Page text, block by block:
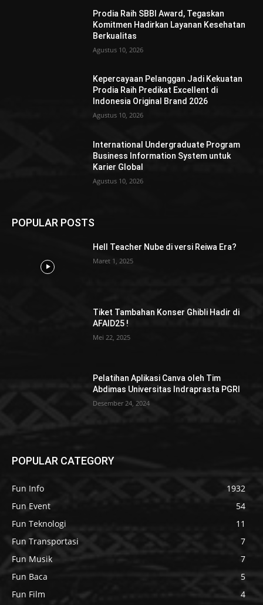
Prodia Raih SBBI Award, Tegaskan
Komitmen Hadirkan Layanan Kesehatan
Berkualitas
Agustus 10, 2026
Kepercayaan Pelanggan Jadi Kekuatan
Prodia Raih Predikat Excellent di
Indonesia Original Brand 2026
Agustus 10, 2026
International Undergraduate Program
Business Information System untuk
Karier Global
Agustus 10, 2026
POPULAR POSTS
Hell Teacher Nube di versi Reiwa Era?
Maret 1, 2025
Tiket Tambahan Konser Ghibli Hadir di
AFAID25 !
Mei 22, 2025
Pelatihan Aplikasi Canva oleh Tim
Abdimas Universitas Indraprasta PGRI
Desember 24, 2024
POPULAR CATEGORY
Fun Info
1932
Fun Event
54
Fun Teknologi
11
Fun Transportasi
7
Fun Musik
7
Fun Baca
5
Fun Film
4